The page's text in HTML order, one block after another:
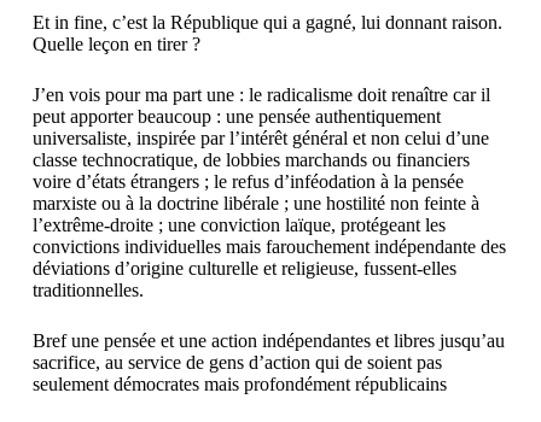
Et in fine, c’est la République qui a gagné, lui donnant raison.
Quelle leçon en tirer ?
J’en vois pour ma part une : le radicalisme doit renaître car il
peut apporter beaucoup : une pensée authentiquement
universaliste, inspirée par l’intérêt général et non celui d’une
classe technocratique, de lobbies marchands ou financiers
voire d’états étrangers ; le refus d’inféodation à la pensée
marxiste ou à la doctrine libérale ; une hostilité non feinte à
l’extrême-droite ; une conviction laïque, protégeant les
convictions individuelles mais farouchement indépendante des
déviations d’origine culturelle et religieuse, fussent-elles
traditionnelles.
Bref une pensée et une action indépendantes et libres jusqu’au
sacrifice, au service de gens d’action qui de soient pas
seulement démocrates mais profondément républicains